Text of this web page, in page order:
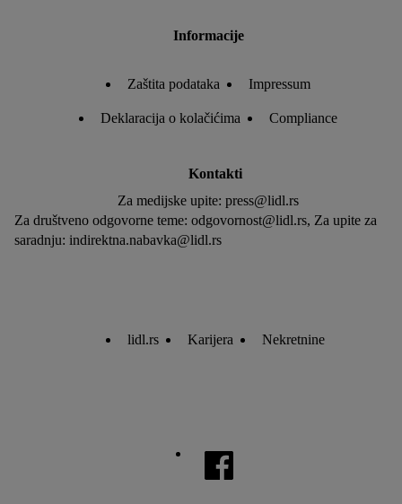
Informacije
Zaštita podataka Impressum
Deklaracija o kolačićima Compliance
Kontakti
Za medijske upite: press@lidl.rs
Za društveno odgovorne teme: odgovornost@lidl.rs, Za upite za
saradnju: indirektna.nabavka@lidl.rs
lidl.rs Karijera Nekretnine